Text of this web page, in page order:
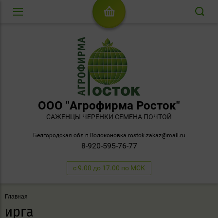
ООО "Агрофирма Росток"
САЖЕНЦЫ ЧЕРЕНКИ СЕМЕНА ПОЧТОЙ
Белгородская обл п Волоконовка rostok.zakaz@mail.ru
8-920-595-76-77
с 9.00 до 17.00 по МСК
Главная
ирга